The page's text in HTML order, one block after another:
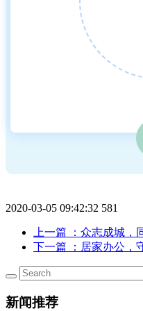
2020-03-05 09:42:32 581
上一篇
：众志成城
下一篇
：居家办公
新闻推荐